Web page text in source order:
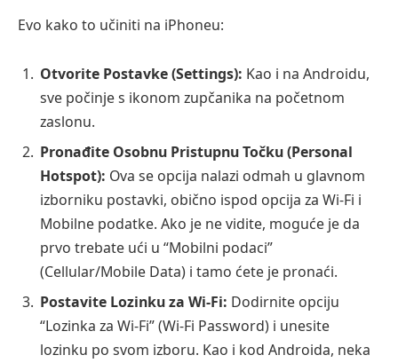
Evo kako to učiniti na iPhoneu:
Otvorite Postavke (Settings): Kao i na Androidu,
sve počinje s ikonom zupčanika na početnom
zaslonu.
Pronađite Osobnu Pristupnu Točku (Personal
Hotspot): Ova se opcija nalazi odmah u glavnom
izborniku postavki, obično ispod opcija za Wi-Fi i
Mobilne podatke. Ako je ne vidite, moguće je da
prvo trebate ući u “Mobilni podaci”
(Cellular/Mobile Data) i tamo ćete je pronaći.
Postavite Lozinku za Wi-Fi: Dodirnite opciju
“Lozinka za Wi-Fi” (Wi-Fi Password) i unesite
lozinku po svom izboru. Kao i kod Androida, neka